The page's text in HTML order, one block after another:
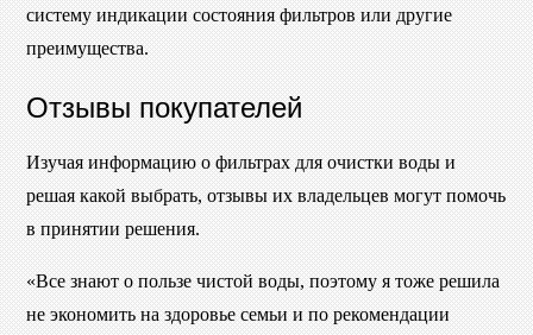
систему индикации состояния фильтров или другие
преимущества.
Отзывы покупателей
Изучая информацию о фильтрах для очистки воды и
решая какой выбрать, отзывы их владельцев могут помочь
в принятии решения.
«Все знают о пользе чистой воды, поэтому я тоже решила
не экономить на здоровье семьи и по рекомендации